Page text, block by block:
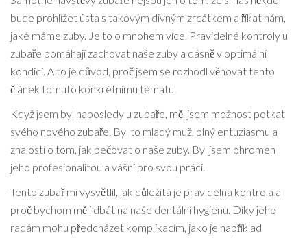
bude prohlížet ústa s takovým divným zrcátkem a říkat nám,
jaké máme zuby. Je to o mnohem více. Pravidelné kontroly u
zubaře pomáhají zachovat naše zuby a dásně v optimální
kondici. A to je důvod, proč jsem se rozhodl věnovat tento
článek tomuto konkrétnímu tématu.
Když jsem byl naposledy u zubaře, měl jsem možnost potkat
svého nového zubaře. Byl to mladý muž, plný entuziasmu a
znalostí o tom, jak pečovat o naše zuby. Byl jsem ohromen
jeho profesionalitou a vášní pro svou práci.
Tento zubař mi vysvětlil, jak důležitá je pravidelná kontrola a
proč bychom měli dbát na naše dentální hygienu. Díky jeho
radám mohu předcházet komplikacím, jako je například